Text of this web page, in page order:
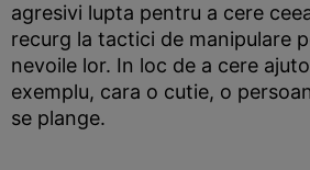
agresivi lupta pentru a cere
recurg la tactici de manipulare
nevoile lor. In loc de a cere
exemplu, cara o cutie, o
se plange.